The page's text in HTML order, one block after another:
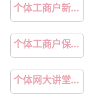
个体工商户新规12月实施
个体工商户保险保障项目招标
个体网大讲堂走进苏州